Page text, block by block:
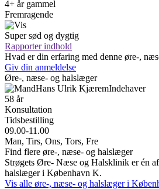
4+ år gammel
Fremragende
Super sød og dygtig
Rapporter indhold
Hvad er din erfaring med denne øre-,
Giv din anmeldelse
Øre-, næse- og halslæger
Hans Ulrik KjæremIndehaver
58 år
Konsultation
Tidsbestilling
09.00-11.00
Man, Tirs, Ons, Tors, Fre
Find flere øre-, næse- og halslæger
Strøgets Øre- Næse og Halsklinik er én af
halslæger i København K.
Vis alle øre-, næse- og halslæger i